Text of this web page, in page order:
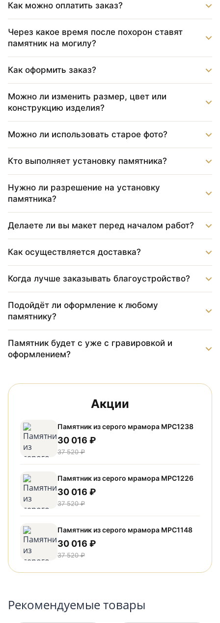
Как можно оплатить заказ?
Через какое время после похорон ставят
памятник на могилу?
Как оформить заказ?
Можно ли изменить размер, цвет или
конструкцию изделия?
Можно ли использовать старое фото?
Кто выполняет установку памятника?
Нужно ли разрешение на установку
памятника?
Делаете ли вы макет перед началом работ?
Как осуществляется доставка?
Когда лучше заказывать благоустройство?
Подойдёт ли оформление к любому
памятнику?
Памятник будет с уже с гравировкой и
оформлением?
Акции
Памятник из серого мрамора МРС1238
30 016 ₽
37 520 ₽
Памятник из серого мрамора МРС1226
30 016 ₽
37 520 ₽
Памятник из серого мрамора МРС1148
30 016 ₽
37 520 ₽
Рекомендуемые товары